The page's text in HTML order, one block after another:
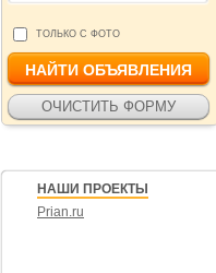
ТОЛЬКО С ФОТО
НАШИ ПРОЕКТЫ
Prian.ru